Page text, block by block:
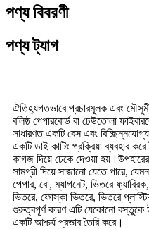
পণ্য বিবরণী
পণ্য ট্যাগ
ঐতিহ্যগতভাবে প্রচারমূলক এবং
বলিষ্ঠ পেপারবোর্ড বা ঢেউতোলা
সাধারণত একটি বেস এবং
একটি ডাই কাটিং প্রক্রিয়া ব্যবহার
কাগজ দিয়ে ঢেকে দেওয়া
সামগ্রী দিয়ে সাজানো যেতে পারে,
পেপার, বো, ম্যাগনেট, ভিতরে
ভিতরে, ফোস্কা ভিতরে, ভিতরে
গুরুত্বপূর্ণ কারণ এটি যেকোনো বস্তুকে
একটি আশ্চর্য প্রভাব তৈরি করে।